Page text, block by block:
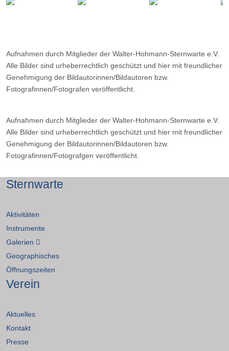
Aufnahmen durch Mitglieder der Walter-Hohmann-Sternwarte e.V.
Alle Bilder sind urheberrechtlich geschützt und hier mit freundlicher
Genehmigung der Bildautorinnen/Bildautoren bzw.
Fotografinnen/Fotografen veröffentlicht.
Aufnahmen durch Mitglieder der Walter-Hohmann-Sternwarte e.V.
Alle Bilder sind urheberrechtlich geschützt und hier mit freundlicher
Genehmigung der Bildautorinnen/Bildautoren bzw.
Fotografinnen/Fotografgen veröffentlicht.
Sternwarte
Aktivitäten
Instrumente
Galerien
Geographisches
Öffnungszeiten
Verein
Aktuelles
Kontakt
Presse